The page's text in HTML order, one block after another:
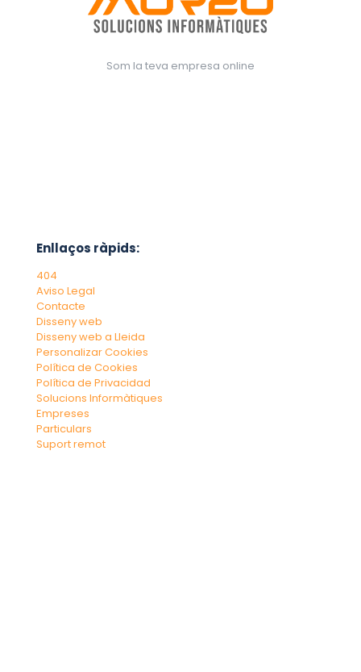
Som la teva empresa online
Enllaços ràpids:
404
Aviso Legal
Contacte
Disseny web
Disseny web a Lleida
Personalizar Cookies
Política de Cookies
Política de Privacidad
Solucions Informàtiques
Empreses
Particulars
Suport remot